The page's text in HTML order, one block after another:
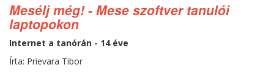
Mesélj még! - Mese szoftver tanulói
laptopokon
Internet a tanórán - 14 éve
Írta: Prievara Tibor